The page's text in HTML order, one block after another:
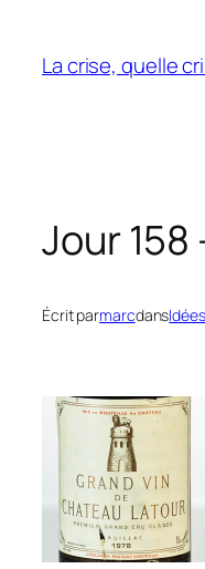
contenu
La crise, quelle
Jour 158
Écrit parmarcdansIdées